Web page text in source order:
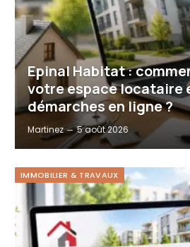
Epinal Habitat :
votre espace locataire
démarches en ligne ?
Martinez 5 août 2026
IMMOBILIER & TRAVAUX